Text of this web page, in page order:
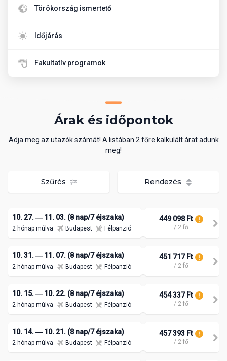
Törökország ismertető
Időjárás
Fakultatív programok
Árak és időpontok
Adja meg az utazók számát! A listában 2 főre kalkulált árat adunk
meg!
Szűrés Rendezés
10. 27. ― 11. 03. (8 nap/7 éjszaka)
2 hónap múlva Budapest Félpanzió
449 098 Ft
/ 2 fő
10. 31. ― 11. 07. (8 nap/7 éjszaka)
2 hónap múlva Budapest Félpanzió
451 717 Ft
/ 2 fő
10. 15. ― 10. 22. (8 nap/7 éjszaka)
2 hónap múlva Budapest Félpanzió
454 337 Ft
/ 2 fő
10. 14. ― 10. 21. (8 nap/7 éjszaka)
2 hónap múlva Budapest Félpanzió
457 393 Ft
/ 2 fő